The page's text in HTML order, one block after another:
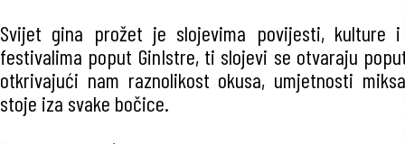
Svijet gina prožet je slojevima povijesti, kulture
festivalima poput GinIstre, ti slojevi se otvaraju
otkrivajući nam raznolikost okusa, umjetnosti
stoje iza svake bočice.